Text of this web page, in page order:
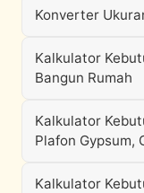
Konverter
Kalkulator
Bangun Rumah
Kalkulator
Plafon Gypsum,
Kalkulator